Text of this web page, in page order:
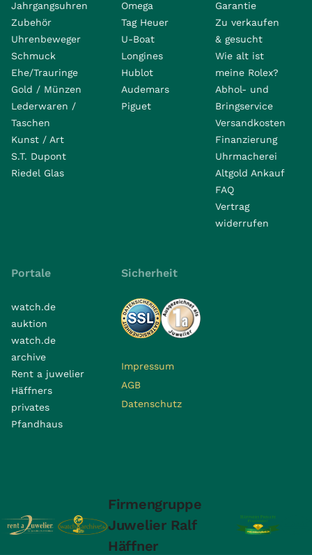
Jahrgangsuhren
Zubehör
Uhrenbeweger
Schmuck
Ehe/Trauringe
Gold / Münzen
Lederwaren /
Taschen
Kunst / Art
S.T. Dupont
Riedel Glas
Omega
Tag Heuer
U-Boat
Longines
Hublot
Audemars
Piguet
Garantie
Zu verkaufen
& gesucht
Wie alt ist
meine Rolex?
Abhol- und
Bringservice
Versandkosten
Finanzierung
Uhrmacherei
Altgold Ankauf
FAQ
Vertrag
widerrufen
Portale
watch.de
auktion
watch.de
archive
Rent a juwelier
Häffners
privates
Pfandhaus
Sicherheit
Impressum
AGB
Datenschutz
Firmengruppe
Juwelier Ralf
Häffner